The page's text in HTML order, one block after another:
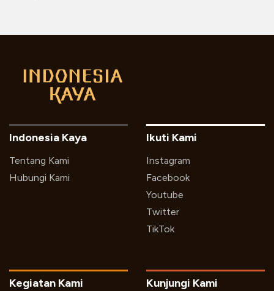
Indonesia Kaya
Tentang Kami
Hubungi Kami
Ikuti Kami
Instagram
Facebook
Youtube
Twitter
TikTok
Kegiatan Kami Kunjungi Kami